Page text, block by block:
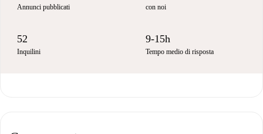
Annunci pubblicati con noi
52
Inquilini
9-15h
Tempo medio di risposta